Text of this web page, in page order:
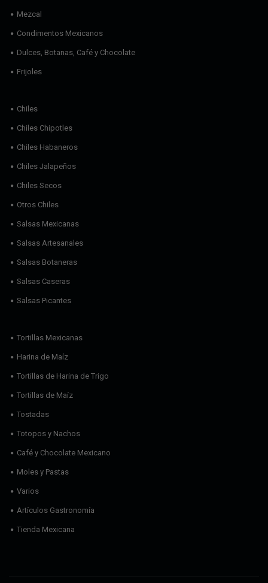
Mezcal
Condimentos Mexicanos
Dulces, Botanas, Café y Chocolate
Frijoles
Chiles
Chiles Chipotles
Chiles Habaneros
Chiles Jalapeños
Chiles Secos
Otros Chiles
Salsas Mexicanas
Salsas Artesanales
Salsas Botaneras
Salsas Caseras
Salsas Picantes
Tortillas Mexicanas
Harina de Maíz
Tortillas de Harina de Trigo
Tortillas de Maíz
Tostadas
Totopos y Nachos
Café y Chocolate Mexicano
Moles y Pastas
Varios
Artículos Gastronomía
Tienda Mexicana